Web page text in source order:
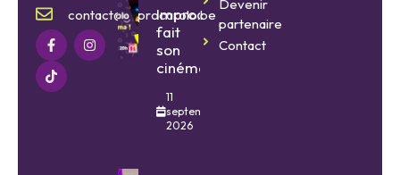
contact@improcarolo.be
Improcarolo
fait
son
cinéma
11
septembre
2026
Devenir
partenaire
Contact